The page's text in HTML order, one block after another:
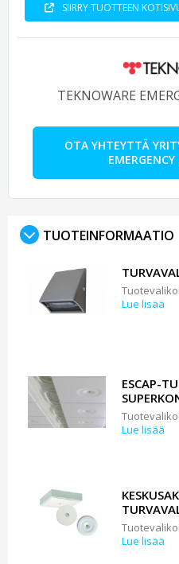
SIIRRY TUOTTEEN
TEKNOWARE
OTA YHTEYTTÄ
TUOTEINFORMAATIO
Lue lisää
ESCAP-
Lue lisää
Lue lisää